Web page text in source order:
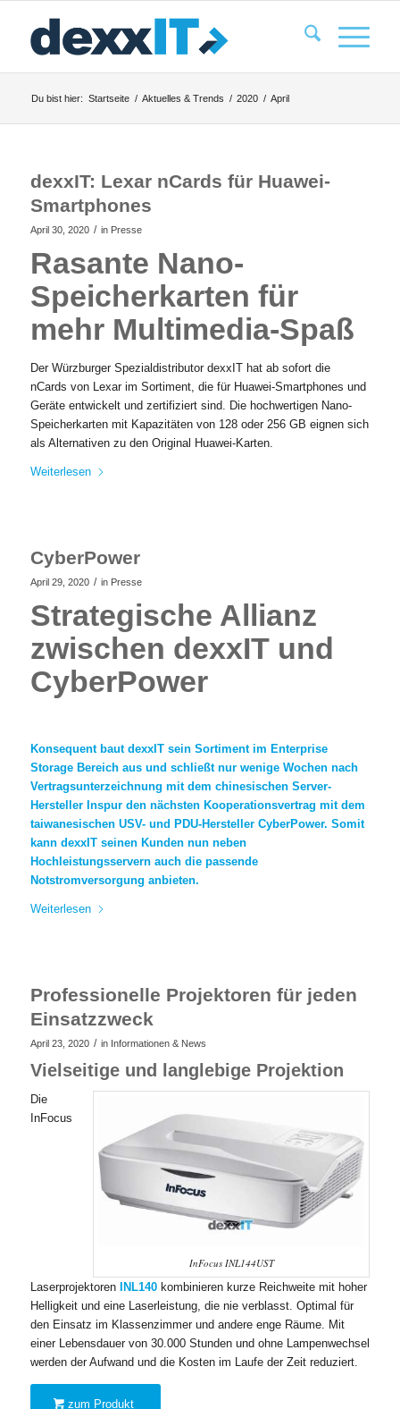
Du bist hier: Startseite / Aktuelles & Trends / 2020 / April
dexxIT: Lexar nCards für Huawei-
Smartphones
April 30, 2020 / in Presse
Rasante Nano-
Speicherkarten für
mehr Multimedia-Spaß
Der Würzburger Spezialdistributor dexxIT hat ab sofort die
nCards von Lexar im Sortiment, die für Huawei-Smartphones und
Geräte entwickelt und zertifiziert sind. Die hochwertigen Nano-
Speicherkarten mit Kapazitäten von 128 oder 256 GB eignen sich
als Alternativen zu den Original Huawei-Karten.
Weiterlesen
CyberPower
April 29, 2020 / in Presse
Strategische Allianz
zwischen dexxIT und
CyberPower
Konsequent baut dexxIT sein Sortiment im Enterprise
Storage Bereich aus und schließt nur wenige Wochen nach
Vertragsunterzeichnung mit dem chinesischen Server-
Hersteller Inspur den nächsten Kooperationsvertrag mit dem
taiwanesischen USV- und PDU-Hersteller CyberPower. Somit
kann dexxIT seinen Kunden nun neben
Hochleistungsservern auch die passende
Notstromversorgung anbieten.
Weiterlesen
Professionelle Projektoren für jeden
Einsatzzweck
April 23, 2020 / in Informationen & News
Vielseitige und langlebige Projektion
InFocus INL144UST
Die
InFocus
Laserprojektoren INL140kombinieren kurze Reichweite mit hoher
Helligkeit und eine Laserleistung, die nie verblasst. Optimal für
den Einsatz im Klassenzimmer und andere enge Räume. Mit
einer Lebensdauer von 30.000 Stunden und ohne Lampenwechsel
werden der Aufwand und die Kosten im Laufe der Zeit reduziert.
zum Produkt